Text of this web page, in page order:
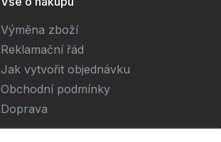
Výměna zboží
Reklamační řád
Jak vytvořit objednávku
Obchodní podmínky
Doprava